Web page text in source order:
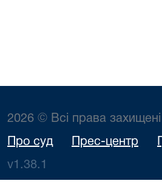
2026 © Всі права захищені
Про суд Прес-центр
v1.38.1